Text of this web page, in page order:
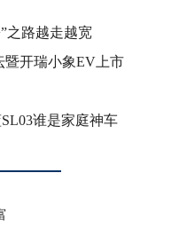
之路越走越宽
暨开瑞小象EV上市
谁是家庭神车